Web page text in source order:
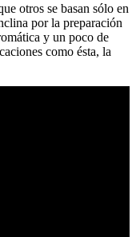
otros se basan sólo en
por la preparación
y un poco de
como ésta, la